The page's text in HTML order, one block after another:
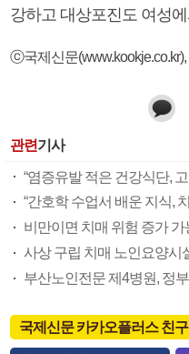
강하고 대상포진도 여성
ⓒ국제신문
관련기사
“염증유발 적은 건강식단,
“간호학 수업서 배운 지식,
비만이면 치매 위험 증가
사상 구립 치매 노인요양시
부산노인전문 제4병원, 정
국제신문 카카오플러스 친구